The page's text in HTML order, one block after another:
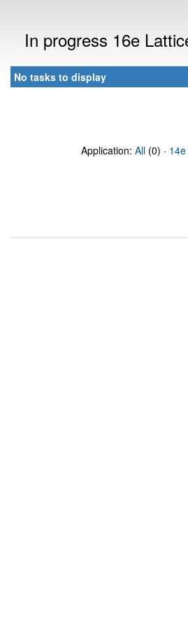
In progress 16e
No tasks to display
Application: All (0) ·